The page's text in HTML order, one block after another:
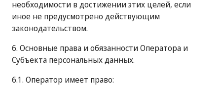
необходимости в достижении этих целей, если
иное не предусмотрено действующим
законодательством.
6. Основные права и обязанности Оператора и
Субъекта персональных данных.
6.1. Оператор имеет право: